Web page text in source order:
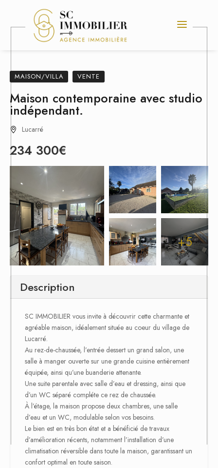
MAISON/VILLA VENTE
Maison contemporaine avec studio
indépendant.
Lucarré
234 300€
+5
Description
SC IMMOBILIER vous invite à découvrir cette charmante et
agréable maison, idéalement située au coeur du village de
Lucarré.
Au rez-de-chaussée, l’entrée dessert un grand salon, une
salle à manger ouverte sur une grande cuisine entièrement
équipée, ainsi qu’une buanderie attenante.
Une suite parentale avec salle d’eau et dressing, ainsi que
d’un WC séparé compléte ce rez de chaussée.
À l’étage, la maison propose deux chambres, une salle
d’eau et un WC, modulable selon vos besoins.
Le bien est en très bon état et a bénéficié de travaux
d’amélioration récents, notamment l’installation d’une
climatisation réversible dans toute la maison, garantissant un
confort optimal en toute saison.